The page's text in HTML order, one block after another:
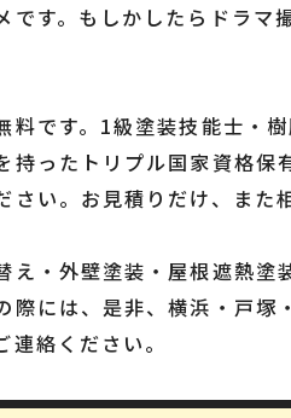
です。もしかしたらドラマ
料です。1級塗装技能士・
持ったトリプル国家資格保
い。お見積りだけ、また
え・外壁塗装・屋根遮熱塗
際には、是非、横浜・戸
連絡ください。